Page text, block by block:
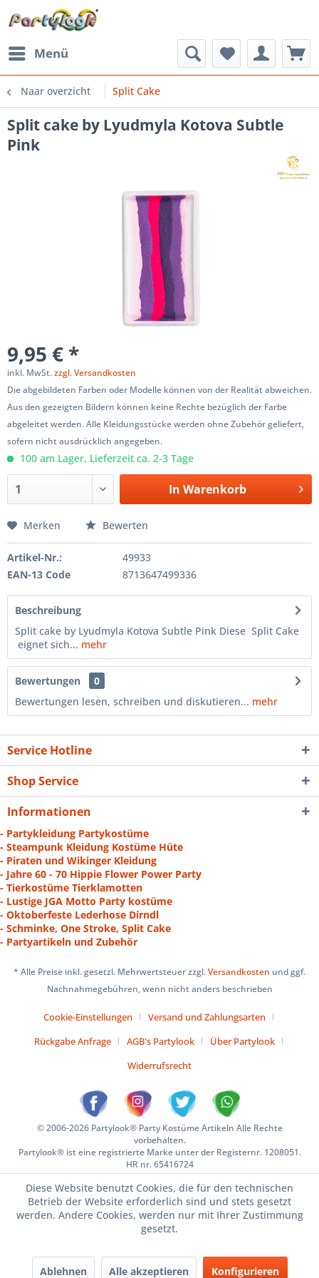
Menü
Naar overzicht Split Cake
Split cake by Lyudmyla Kotova Subtle
Pink
9,95 € *
inkl. MwSt.zzgl. Versandkosten
Die abgebildeten Farben oder Modelle können von der Realität abweichen.
Aus den gezeigten Bildern können keine Rechte bezüglich der Farbe
abgeleitet werden. Alle Kleidungsstücke werden ohne Zubehör geliefert,
sofern nicht ausdrücklich angegeben.
100 am Lager, Lieferzeit ca. 2-3 Tage
In Warenkorb
Merken Bewerten
Artikel-Nr.:
49933
EAN-13 Code
8713647499336
Beschreibung
Split cake by Lyudmyla Kotova Subtle Pink Diese Split Cake
eignet sich... mehr
Bewertungen
0
Bewertungen lesen, schreiben und diskutieren... mehr
Service Hotline
Shop Service
Informationen
- Partykleidung Partykostüme
- Steampunk Kleidung Kostüme Hüte
- Piraten und Wikinger Kleidung
- Jahre 60 - 70 Hippie Flower Power Party
- Tierkostüme Tierklamotten
- Lustige JGA Motto Party kostüme
- Oktoberfeste Lederhose Dirndl
- Schminke, One Stroke, Split Cake
- Partyartikeln und Zubehör
* Alle Preise inkl. gesetzl. Mehrwertsteuer zzgl.Versandkosten und ggf.
Nachnahmegebühren, wenn nicht anders beschrieben
Cookie-Einstellungen
Versand und Zahlungsarten
Rückgabe Anfrage
AGB's Partylook
Über Partylook
Widerrufsrecht
© 2006-2026 Partylook® Party Kostüme Artikeln Alle Rechte
vorbehalten.
Partylook® ist eine registrierte Marke unter der Registernr. 1208051.
HR nr. 65416724
Diese Website benutzt Cookies, die für den technischen
Betrieb der Website erforderlich sind und stets gesetzt
werden. Andere Cookies, werden nur mit Ihrer Zustimmung
gesetzt.
Ablehnen Alle akzeptieren Konfigurieren